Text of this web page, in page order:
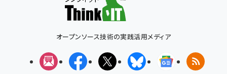
オープンソース技術の実践活用メディア
メルマガFacebookX(エックス)BlueskyGoogleニュ
RSS